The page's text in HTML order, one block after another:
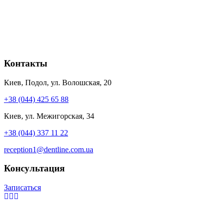
Контакты
Киев, Подол, ул. Волошская, 20
+38 (044) 425 65 88
Киев, ул. Межигорская, 34
+38 (044) 337 11 22
reception1@dentline.com.ua
Консультация
Записаться